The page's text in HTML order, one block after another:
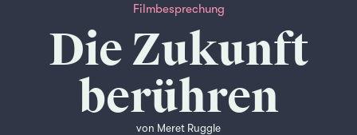
Filmbesprechung
Die Zukunft
berühren
von Meret Ruggle